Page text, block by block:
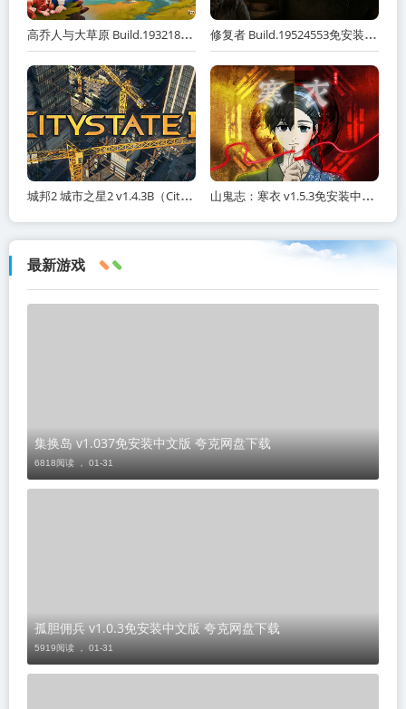
高乔人与大草原 Build.19321887免安装中文版 夸克网盘下载 修复者 Build.19524553免安装中文版 夸克网盘下载
城邦2 城市之星2 v1.4.3B（Citystate II）免安装中文版 山鬼志：寒衣 v1.5.3免安装中文版 夸克网盘下载
最新游戏
集换岛 v1.037免安装中文版 夸克网盘下载
6818阅读 ， 01-31
孤胆佣兵 v1.0.3免安装中文版 夸克网盘下载
5919阅读 ， 01-31